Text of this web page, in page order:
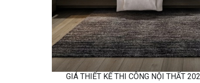
GIÁ THIẾT KẾ THI CÔNG NỘI THẤT